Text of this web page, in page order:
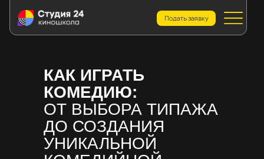
Подать заявку
КАК ИГРАТЬ
КОМЕДИЮ:
ОТ ВЫБОРА ТИПАЖА
ДО СОЗДАНИЯ
УНИКАЛЬНОЙ